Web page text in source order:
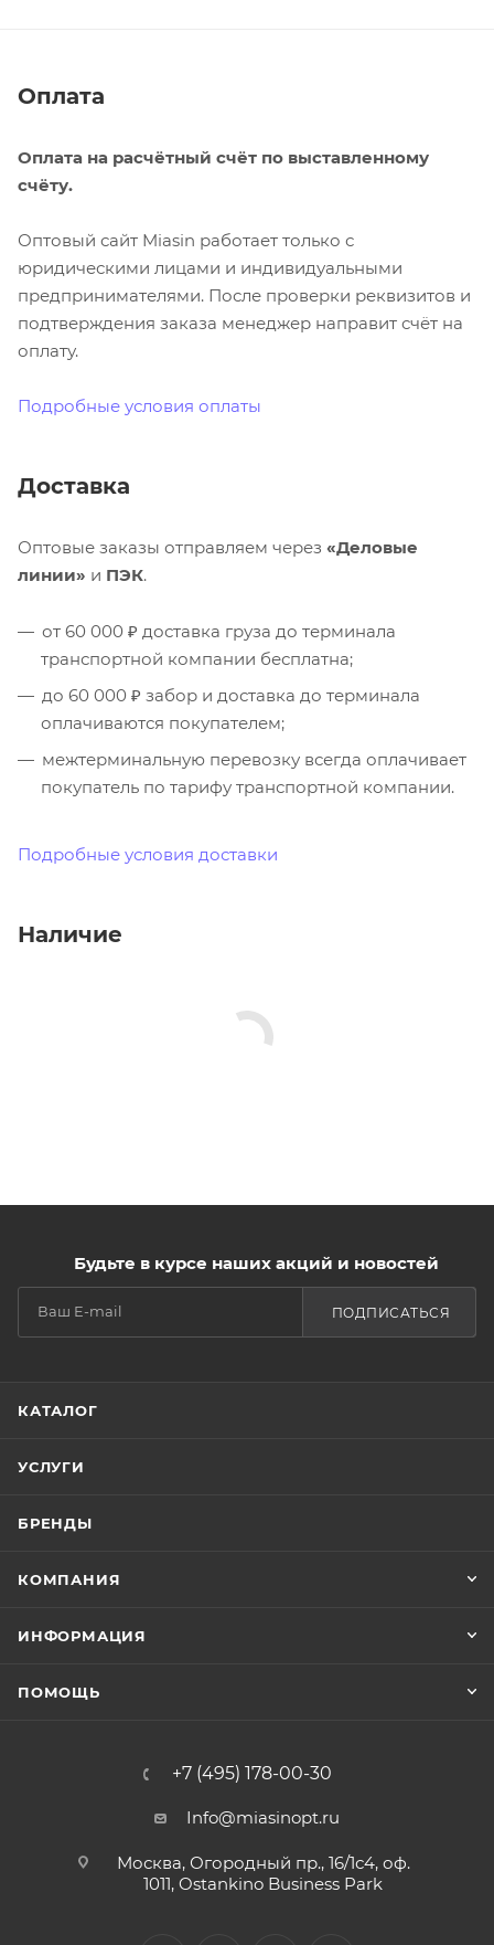
Оплата
Оплата на расчётный счёт по выставленному
счёту.
Оптовый сайт Miasin работает только с
юридическими лицами и индивидуальными
предпринимателями. После проверки реквизитов и
подтверждения заказа менеджер направит счёт на
оплату.
Подробные условия оплаты
Доставка
Оптовые заказы отправляем через «Деловые
линии» и ПЭК.
от 60 000 ₽ доставка груза до терминала
транспортной компании бесплатна;
до 60 000 ₽ забор и доставка до терминала
оплачиваются покупателем;
межтерминальную перевозку всегда оплачивает
покупатель по тарифу транспортной компании.
Подробные условия доставки
Наличие
Будьте в курсе наших акций и новостей
ПОДПИСАТЬСЯ
КАТАЛОГ
УСЛУГИ
БРЕНДЫ
КОМПАНИЯ
ИНФОРМАЦИЯ
ПОМОЩЬ
+7 (495) 178-00-30
Info@miasinopt.ru
Москва, Огородный пр., 16/1с4, оф.
1011, Ostankino Business Park